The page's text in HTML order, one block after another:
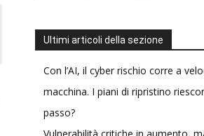
Ultimi articoli della sezione
Con l’AI, il cyber rischio corre a
macchina. I piani di ripristino
passo?